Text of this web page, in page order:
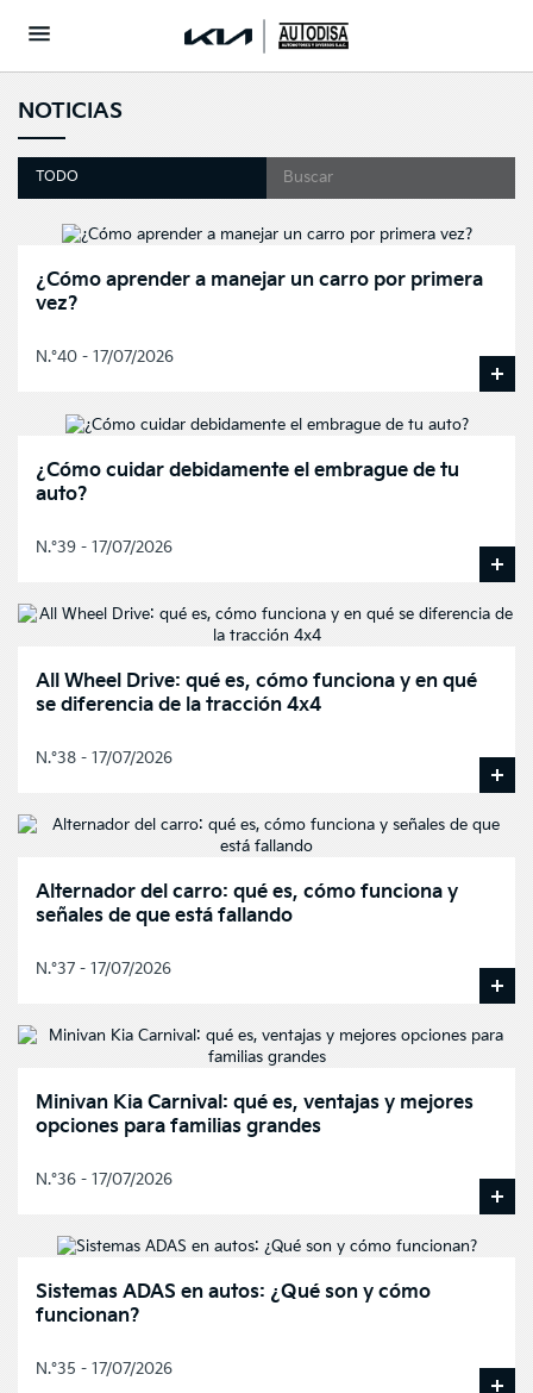
NOTICIAS
TODO
¿Cómo aprender a manejar un carro por primera
vez?
N.°40 - 17/07/2026
¿Cómo cuidar debidamente el embrague de tu
auto?
N.°39 - 17/07/2026
All Wheel Drive: qué es, cómo funciona y en qué
se diferencia de la tracción 4x4
N.°38 - 17/07/2026
Alternador del carro: qué es, cómo funciona y
señales de que está fallando
N.°37 - 17/07/2026
Minivan Kia Carnival: qué es, ventajas y mejores
opciones para familias grandes
N.°36 - 17/07/2026
Sistemas ADAS en autos: ¿Qué son y cómo
funcionan?
N.°35 - 17/07/2026